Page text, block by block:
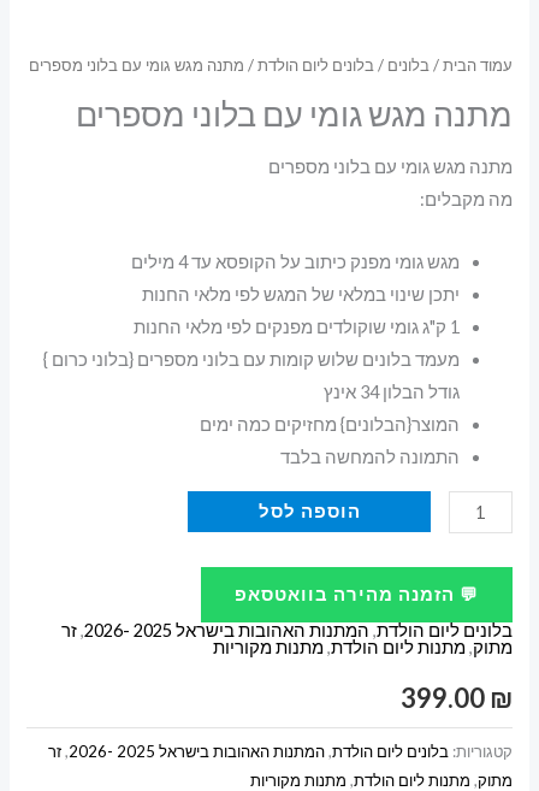
עמוד הבית/ בלונים / בלונים ליום הולדת/ מתנה מגש גומי עם בלוני מספרים
מתנה מגש גומי עם בלוני מספרים
מתנה מגש גומי עם בלוני מספרים
מה מקבלים:
מגש גומי מפנק כיתוב על הקופסא עד 4 מילים
יתכן שינוי במלאי של המגש לפי מלאי החנות
1 ק"ג גומי שוקולדים מפנקים לפי מלאי החנות
מעמד בלונים שלוש קומות עם בלוני מספרים {בלוני כרום }
גודל הבלון 34 אינץ
המוצר{הבלונים} מחזיקים כמה ימים
התמונה להמחשה בלבד
כמות
של
מתנה
גומי
בלוני
מספרים
הוספה לסל
💬 הזמנה מהירה בוואטסאפ
בלונים ליום הולדת, המתנות האהובות בישראל 2025 -2026 ,זר
מתוק,מתנות ליום הולדת,מתנות מקוריות
399.00 ₪
קטגוריות: בלונים ליום הולדת,המתנות האהובות בישראל 2025 -2026 ,זר
מתוק, מתנות ליום הולדת, מתנות מקוריות